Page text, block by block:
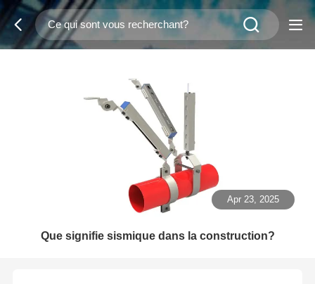
Apr 23, 2025
Que signifie sismique dans la construction?